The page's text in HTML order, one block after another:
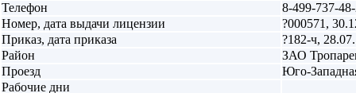
Телефон
8-499-737-
Номер, дата выдачи лицензии
?000571,
Приказ, дата приказа
?182-ч,
Район
ЗАО
Проезд
Юго-
Рабочие дни